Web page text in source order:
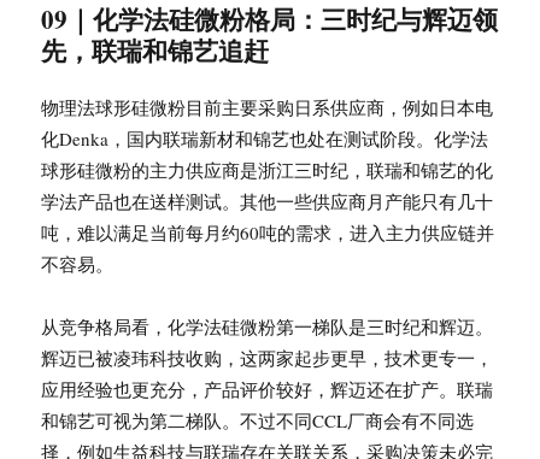
09｜化学法硅微粉格局：三时纪与辉迈领
先，联瑞和锦艺追赶
物理法球形硅微粉目前主要采购日系供应商，例如日本电
化Denka，国内联瑞新材和锦艺也处在测试阶段。化学法
球形硅微粉的主力供应商是浙江三时纪，联瑞和锦艺的化
学法产品也在送样测试。其他一些供应商月产能只有几十
吨，难以满足当前每月约60吨的需求，进入主力供应链并
不容易。
从竞争格局看，化学法硅微粉第一梯队是三时纪和辉迈。
辉迈已被凌玮科技收购，这两家起步更早，技术更专一，
应用经验也更充分，产品评价较好，辉迈还在扩产。联瑞
和锦艺可视为第二梯队。不过不同CCL厂商会有不同选
择，例如生益科技与联瑞存在关联关系，采购决策未必完